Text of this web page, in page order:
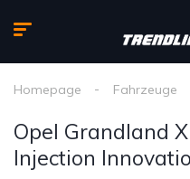
Homepage Fahrzeuge
Opel Grandland
Injection